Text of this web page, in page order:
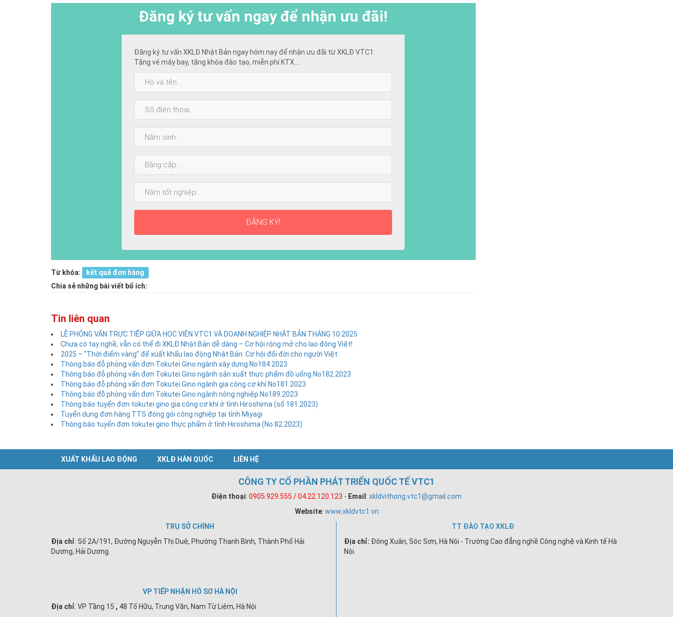
Đăng ký tư vấn ngay để nhận ưu đãi!
Đăng ký tư vấn XKLĐ Nhật Bản ngay hôm nay để nhận ưu đãi từ XKLĐ VTC1:
Tặng vé máy bay, tặng khóa đào tạo, miễn phí KTX...
sinh:
cấp
nhất:
ĐĂNG KÝ!
Từ khóa:
kết quả đơn hàng
Chia sẻ những bài viết bổ ích:
Tin liên quan
LỄ PHỎNG VẤN TRỰC TIẾP GIỮA HỌC VIÊN VTC1 VÀ DOANH NGHIỆP NHẬT BẢN THÁNG 10 2025
Chưa có tay nghề, vẫn có thể đi XKLĐ Nhật Bản dễ dàng – Cơ hội rộng mở cho lao động Việt!
2025 – “Thời điểm vàng” để xuất khẩu lao động Nhật Bản: Cơ hội đổi đời cho người Việt
Thông báo đỗ phỏng vấn đơn Tokutei Gino ngành xây dựng No184.2023
Thông báo đỗ phỏng vấn đơn Tokutei Gino ngành sản xuất thực phẩm đồ uống No182.2023
Thông báo đỗ phỏng vấn đơn Tokutei Gino ngành gia công cơ khí No181.2023
Thông báo đỗ phỏng vấn đơn Tokutei Gino ngành nông nghiệp No189.2023
Thông báo tuyển đơn tokutei gino gia công cơ khí ở tỉnh Hiroshima (số 181.2023)
Tuyển dụng đơn hàng TTS đóng gói công nghiệp tại tỉnh Miyagi
Thông báo tuyển đơn tokutei gino thực phẩm ở tỉnh Hiroshima (No.82.2023)
XUẤT KHẨU LAO ĐỘNG XKLĐ HÀN QUỐC LIÊN HỆ
CÔNG TY CỔ PHẦN PHÁT TRIỂN QUỐC TẾ VTC1
Điện thoại: 0905.929.555 / 04.22.120.123 - Email : xkldvithong.vtc1@gmail.com
Website: www.xkldvtc1.vn
TRỤ SỞ CHÍNH
Địa chỉ: Số 2A/191, Đường Nguyễn Thị Duệ, Phường Thanh Bình, Thành Phố Hải
Dương, Hải Dương.
TT ĐÀO TẠO XKLĐ
Địa chỉ: Đông Xuân, Sóc Sơn, Hà Nội - Trường Cao đẳng nghề Công nghệ và Kinh tế Hà
Nội.
VP TIẾP NHẬN HỒ SƠ HÀ NỘI
Địa chỉ: VP Tầng 15 , 48 Tố Hữu, Trung Văn, Nam Từ Liêm, Hà Nội